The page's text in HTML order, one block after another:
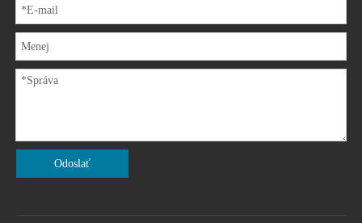
Odoslať